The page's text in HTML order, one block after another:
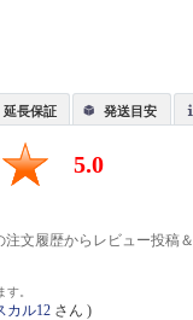
延長保証 発送目安
5.0
注文履歴からレビュー投稿
。
カル12 さん )